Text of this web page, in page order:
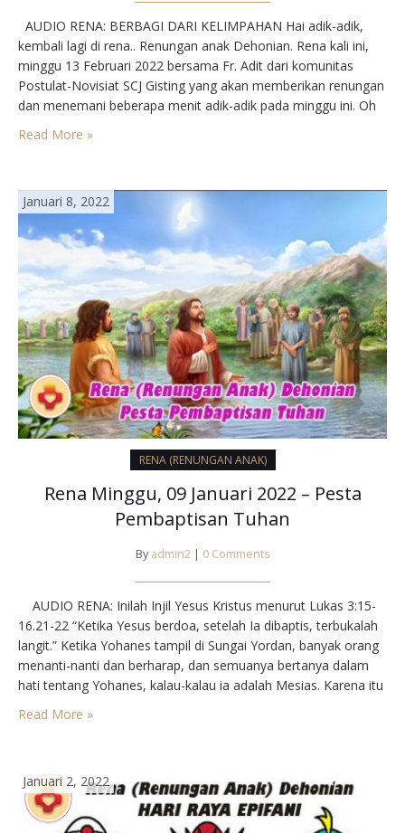
AUDIO RENA: BERBAGI DARI KELIMPAHAN Hai adik-adik,
kembali lagi di rena.. Renungan anak Dehonian. Rena kali ini,
minggu 13 Februari 2022 bersama Fr. Adit dari komunitas
Postulat-Novisiat SCJ Gisting yang akan memberikan renungan
dan menemani beberapa menit adik-adik pada minggu ini. Oh
Selalu jaga kesehatan ya dan jangan lupa patuhi protokol
Read More »
Januari 8, 2022
RENA (RENUNGAN ANAK)
Rena Minggu, 09 Januari 2022 – Pesta
Pembaptisan Tuhan
By admin2 | 0 Comments
AUDIO RENA: Inilah Injil Yesus Kristus menurut Lukas 3:15-
16.21-22 “Ketika Yesus berdoa, setelah Ia dibaptis, terbukalah
langit.” Ketika Yohanes tampil di Sungai Yordan, banyak orang
menanti-nanti dan berharap, dan semuanya bertanya dalam
hati tentang Yohanes, kalau-kalau ia adalah Mesias. Karena itu
Yohanes berkata kepada semua orang itu, “Aku membaptis
kamu dengan air, tetapi Ia yang lebih berkuasa daripada…
Read More »
Januari 2, 2022